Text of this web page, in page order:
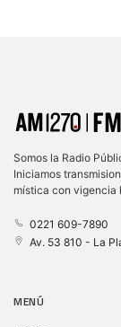
Somos la Radio
Iniciamos
mística con vigencia
0221 609-7890
Av. 53 810 - La
MENÚ